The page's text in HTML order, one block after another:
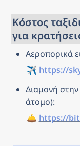
Κόστος
για
Αεροπορικά
✈️ https://
Διαμονή
άτομο):
🛎️ https://